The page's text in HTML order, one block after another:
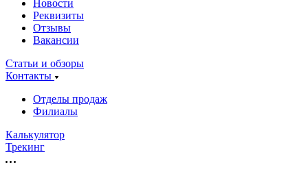
Новости
Реквизиты
Отзывы
Вакансии
Статьи и обзоры
Контакты
Отделы продаж
Филиалы
Калькулятор
Трекинг